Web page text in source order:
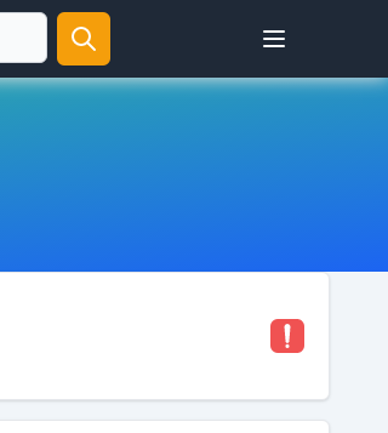
Open user menu